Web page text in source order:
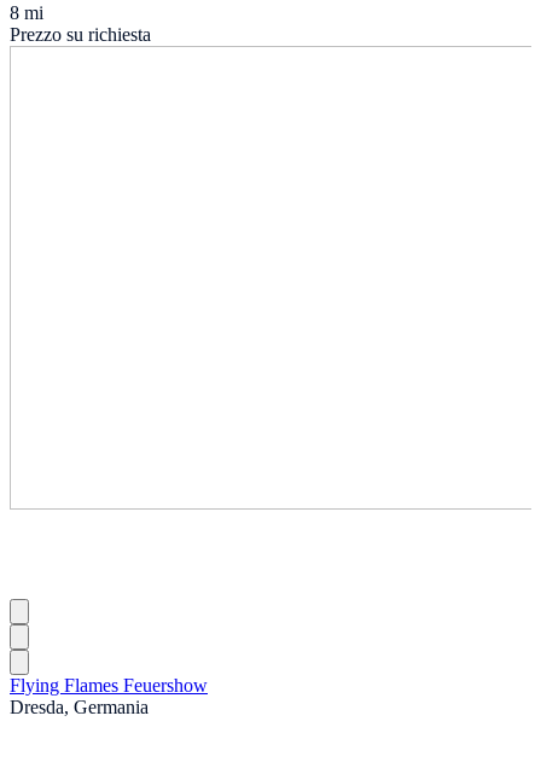
8 mi
Prezzo su richiesta
Flying Flames Feuershow
Dresda, Germania